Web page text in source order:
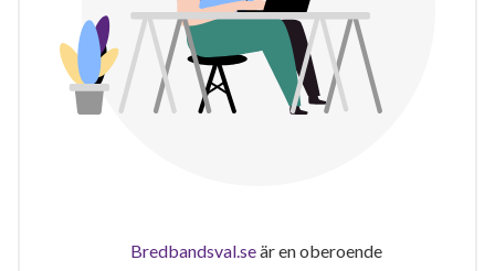
Bredbandsval.seär en oberoende